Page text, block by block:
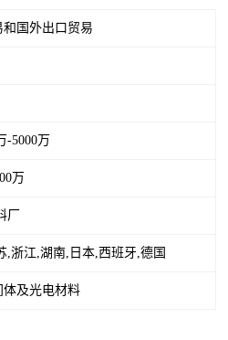
和国外出口贸易
-5000万
万
,浙江,湖南,日本,西班牙,德国
体及光电材料